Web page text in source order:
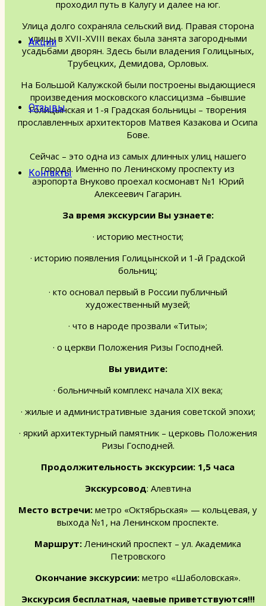
Акции
Отзывы
Контакты
проходил путь в Калугу и далее на юг.
Улица долго сохраняла сельский вид. Правая сторона
улицы в XVII-XVIII веках была занята загородными
усадьбами дворян. Здесь были владения Голицыных,
Трубецких, Демидова, Орловых.
На Большой Калужской были построены выдающиеся
произведения московского классицизма –бывшие
Голицынская и 1-я Градская больницы – творения
прославленных архитекторов Матвея Казакова и Осипа
Бове.
Сейчас – это одна из самых длинных улиц нашего
города. Именно по Ленинскому проспекту из
аэропорта Внуково проехал космонавт №1 Юрий
Алексеевич Гагарин.
За время экскурсии Вы узнаете:
· историю местности;
· историю появления Голицынской и 1-й Градской
больниц;
· кто основал первый в России публичный
художественный музей;
· что в народе прозвали «Титы»;
· о церкви Положения Ризы Господней.
Вы увидите:
· больничный комплекс начала XIX века;
· жилые и административные здания советской эпохи;
· яркий архитектурный памятник – церковь Положения
Ризы Господней.
Продолжительность экскурсии: 1,5 часа
Экскурсовод: Алевтина
Место встречи: метро «Октябрьская» — кольцевая, у
выхода №1, на Ленинском проспекте.
Маршрут: Ленинский проспект – ул. Академика
Петровского
Окончание экскурсии: метро «Шаболовская».
Экскурсия бесплатная, чаевые приветствуются!!!